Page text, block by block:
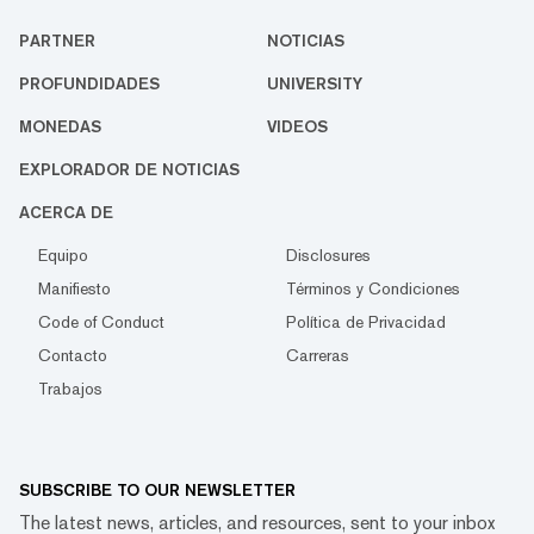
PARTNER NOTICIAS
PROFUNDIDADES UNIVERSITY
MONEDAS VIDEOS
EXPLORADOR DE NOTICIAS
ACERCA DE
Equipo
Disclosures
Manifiesto
Términos y Condiciones
Code of Conduct
Política de Privacidad
Contacto
Carreras
Trabajos
SUBSCRIBE TO OUR NEWSLETTER
The latest news, articles, and resources, sent to your inbox